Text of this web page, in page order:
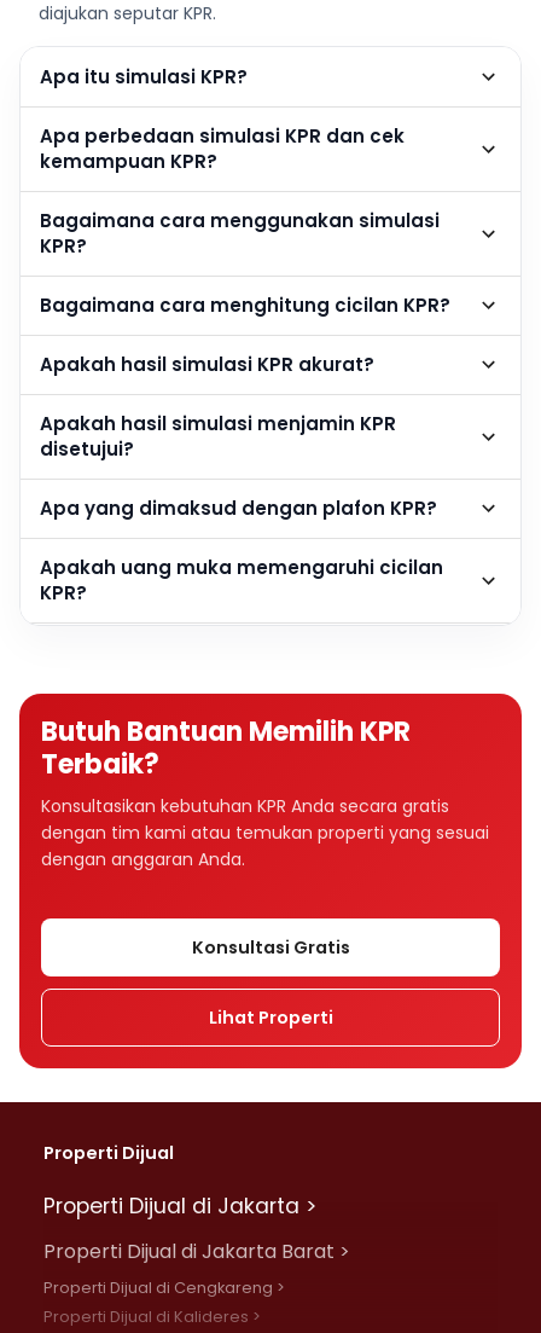
diajukan seputar KPR.
Apa itu simulasi KPR?
Apa perbedaan simulasi KPR dan cek
kemampuan KPR?
Bagaimana cara menggunakan simulasi
KPR?
Bagaimana cara menghitung cicilan KPR?
Apakah hasil simulasi KPR akurat?
Apakah hasil simulasi menjamin KPR
disetujui?
Apa yang dimaksud dengan plafon KPR?
Apakah uang muka memengaruhi cicilan
KPR?
Apakah semakin besar DP semakin baik?
Bagaimana tenor memengaruhi cicilan KPR?
Tenor KPR 10, 15, atau 20 tahun, mana yang
Apakah suku bunga memengaruhi cicilan
KPR?
Apa perbedaan bunga fixed dan floating
dalam KPR?
Mengapa cicilan KPR bisa naik setelah
Apa perbedaan bunga flat, efektif, dan
anuitas?
Rumah Rp500 juta cicilannya berapa per
bulan?
Butuh Bantuan Memilih KPR
Terbaik?
Konsultasikan kebutuhan KPR Anda secara gratis
dengan tim kami atau temukan properti yang sesuai
dengan anggaran Anda.
Konsultasi Gratis
Lihat Properti
Properti Dijual
Properti Dijual di Jakarta >
Properti Dijual di Jakarta Barat >
Properti Dijual di Cengkareng >
Properti Dijual di Kalideres >